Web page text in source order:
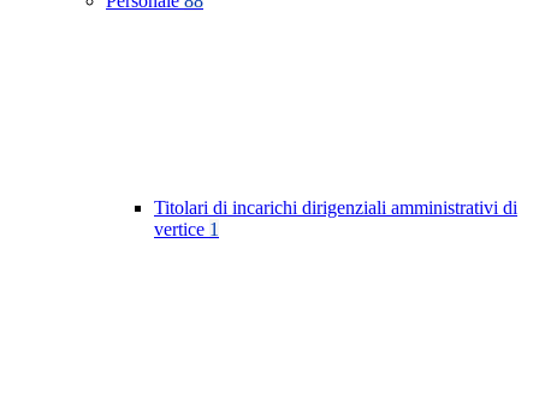
Titolari di incarichi dirigenziali amministrativi di
vertice 1